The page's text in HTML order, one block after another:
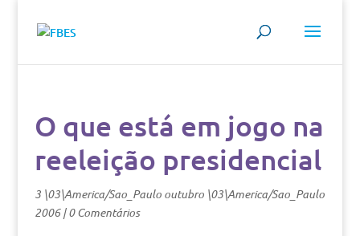
O que está em jogo na
reeleição presidencial
3 \03\America/Sao_Paulo outubro \03\America/Sao_Paulo
2006|0 Comentários